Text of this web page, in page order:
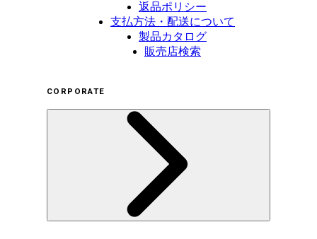
返品ポリシー
支払方法・配送について
製品カタログ
販売店検索
CORPORATE